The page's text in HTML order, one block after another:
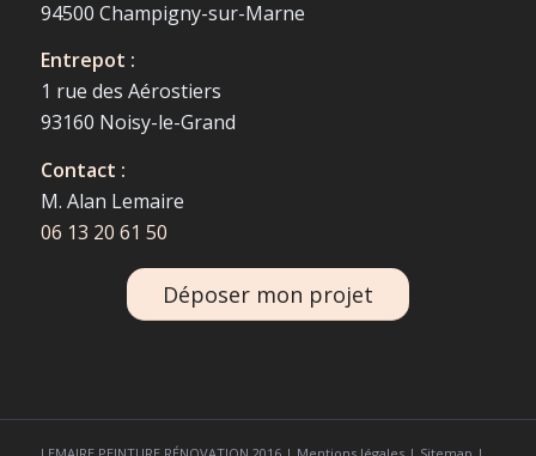
94500 Champigny-sur-Marne
Entrepot :
1 rue des Aérostiers
93160 Noisy-le-Grand
Contact :
M. Alan Lemaire
06 13 20 61 50
Déposer mon projet